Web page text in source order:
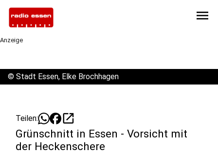
menu
Anzeige
© Stadt Essen, Elke Brochhagen
Teilen: open_in_new
Grünschnitt in Essen - Vorsicht mit
der Heckenschere